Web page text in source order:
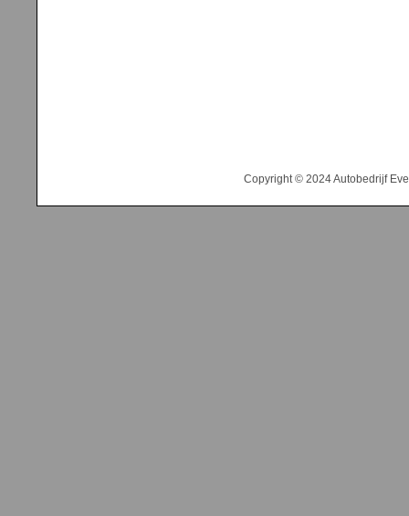
Copyright © 2024 Autobedrijf